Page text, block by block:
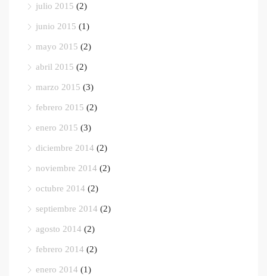
julio 2015 (2)
junio 2015 (1)
mayo 2015 (2)
abril 2015 (2)
marzo 2015 (3)
febrero 2015 (2)
enero 2015 (3)
diciembre 2014 (2)
noviembre 2014 (2)
octubre 2014 (2)
septiembre 2014 (2)
agosto 2014 (2)
febrero 2014 (2)
enero 2014 (1)